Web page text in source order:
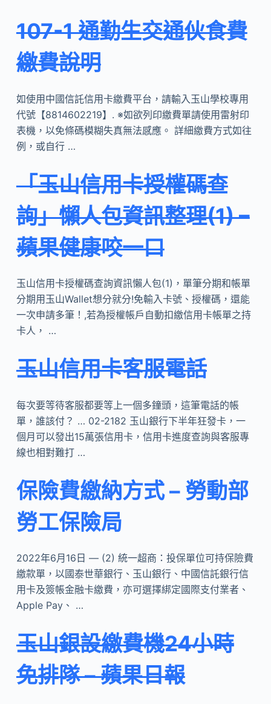
107-1 通勤生交通伙食費
繳費說明
如使用中國信託信用卡繳費平台，請輸入玉山學校專用
代號【8814602219】. ※如欲列印繳費單請使用雷射印
表機，以免條碼模糊失真無法感應。 詳細繳費方式如往
例，或自行 …
「玉山信用卡授權碼查
詢」懶人包資訊整理(1) –
蘋果健康咬一口
玉山信用卡授權碼查詢資訊懶人包(1)，單筆分期和帳單
分期用玉山Wallet想分就分!免輸入卡號、授權碼，還能
一次申請多筆！,若為授權帳戶自動扣繳信用卡帳單之持
卡人， …
玉山信用卡客服電話
每次要等待客服都要等上一個多鐘頭，這筆電話的帳
單，誰該付？ … 02-2182 玉山銀行下半年狂發卡，一
個月可以發出15萬張信用卡，信用卡進度查詢與客服專
線也相對難打 …
保險費繳納方式 – 勞動部
勞工保險局
2022年6月16日 — (2) 統一超商：投保單位可持保險費
繳款單，以國泰世華銀行、玉山銀行、中國信託銀行信
用卡及簽帳金融卡繳費，亦可選擇綁定國際支付業者、
Apple Pay、 …
玉山銀設繳費機24小時
免排隊 – 蘋果日報